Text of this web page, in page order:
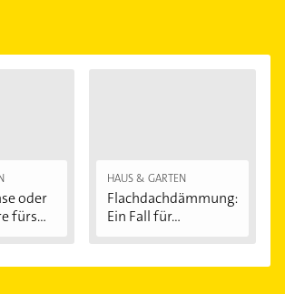
oder
fürs...
HAUS & GARTEN
Flachdachdämmung:
Ein Fall für...